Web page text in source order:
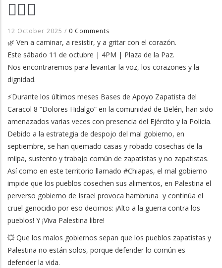
✊🏽🌱
12 October 2025 / 0 Comments
🌿 Ven a caminar, a resistir, y a gritar con el corazón.
Este sábado 11 de octubre | 4PM | Plaza de la Paz.
Nos encontraremos para levantar la voz, los corazones y la
dignidad.
⚡Durante los últimos meses Bases de Apoyo Zapatista del
Caracol 8 “Dolores Hidalgo” en la comunidad de Belén, han sido
amenazados varias veces con presencia del Ejército y la Policía.
Debido a la estrategia de despojo del mal gobierno, en
septiembre, se han quemado casas y robado cosechas de la
milpa, sustento y trabajo común de zapatistas y no zapatistas.
Así como en este territorio llamado #Chiapas, el mal gobierno
impide que los pueblos cosechen sus alimentos, en Palestina el
perverso gobierno de Israel provoca hambruna y continúa el
cruel genocidio por eso decimos: ¡Alto a la guerra contra los
pueblos! Y ¡Viva Palestina libre!
💥 Que los malos gobiernos sepan que los pueblos zapatistas y
Palestina no están solos, porque defender lo común es
defender la vida.